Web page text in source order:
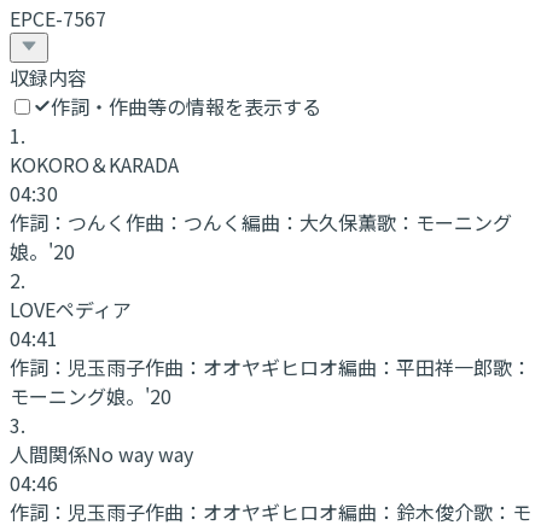
EPCE-7567
収録内容
作詞・作曲等の情報を表示する
1.
KOKORO＆KARADA
04:30
作詞： つんく作曲： つんく編曲： 大久保薫歌： モーニング
娘。'20
2.
LOVEペディア
04:41
作詞： 児玉雨子作曲： オオヤギヒロオ編曲： 平田祥一郎歌：
モーニング娘。'20
3.
人間関係No way way
04:46
作詞： 児玉雨子作曲： オオヤギヒロオ編曲： 鈴木俊介歌： モ